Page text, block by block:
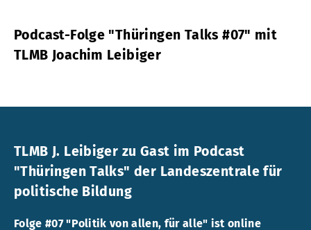
Podcast-Folge "Thüringen Talks #07" mit
TLMB Joachim Leibiger
TLMB J. Leibiger zu Gast im Podcast
"Thüringen Talks" der Landeszentrale für
politische Bildung
Folge #07 "Politik von allen, für alle" ist online